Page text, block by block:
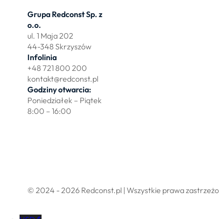
Grupa Redconst Sp. z
o.o.
ul. 1 Maja 202
44-348 Skrzyszów
Infolinia
+48 721 800 200
kontakt@redconst.pl
Godziny otwarcia:
Poniedziałek – Piątek
8:00 – 16:00
© 2024 - 2026 Redconst.pl | Wszystkie prawa